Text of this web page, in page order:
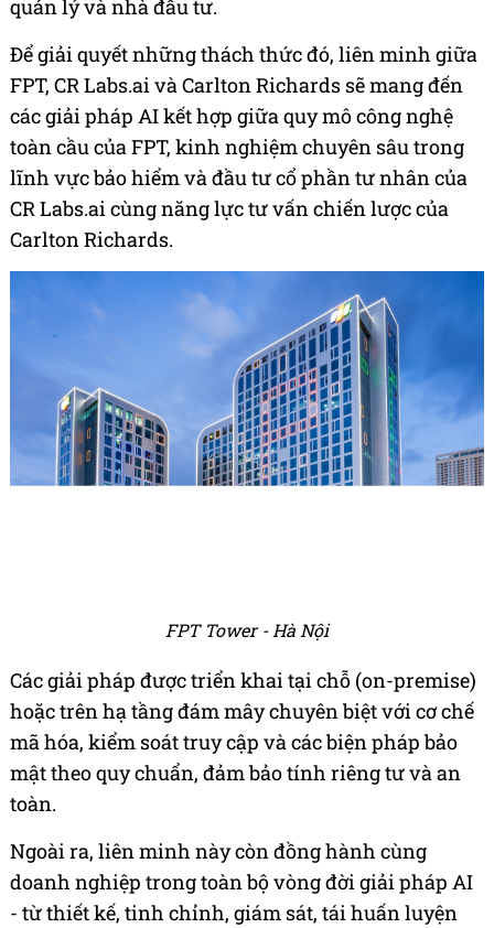
quản lý và nhà đầu tư.
Để giải quyết những thách thức đó, liên minh giữa
FPT, CR Labs.ai và Carlton Richards sẽ mang đến
các giải pháp AI kết hợp giữa quy mô công nghệ
toàn cầu của FPT, kinh nghiệm chuyên sâu trong
lĩnh vực bảo hiểm và đầu tư cổ phần tư nhân của
CR Labs.ai cùng năng lực tư vấn chiến lược của
Carlton Richards.
FPT Tower - Hà Nội
Các giải pháp được triển khai tại chỗ (on-premise)
hoặc trên hạ tầng đám mây chuyên biệt với cơ chế
mã hóa, kiểm soát truy cập và các biện pháp bảo
mật theo quy chuẩn, đảm bảo tính riêng tư và an
toàn.
Ngoài ra, liên minh này còn đồng hành cùng
doanh nghiệp trong toàn bộ vòng đời giải pháp AI
- từ thiết kế, tinh chỉnh, giám sát, tái huấn luyện